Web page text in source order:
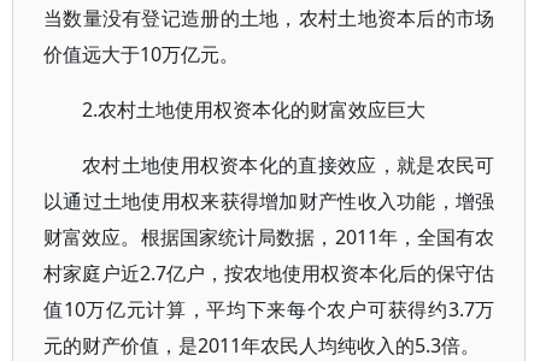
当数量没有登记造册的土地，农村土地资本后的市场
价值远大于10万亿元。
2.农村土地使用权资本化的财富效应巨大
农村土地使用权资本化的直接效应，就是农民可
以通过土地使用权来获得增加财产性收入功能，增强
财富效应。根据国家统计局数据，2011年，全国有农
村家庭户近2.7亿户，按农地使用权资本化后的保守估
值10万亿元计算，平均下来每个农户可获得约3.7万
元的财产价值，是2011年农民人均纯收入的5.3倍。